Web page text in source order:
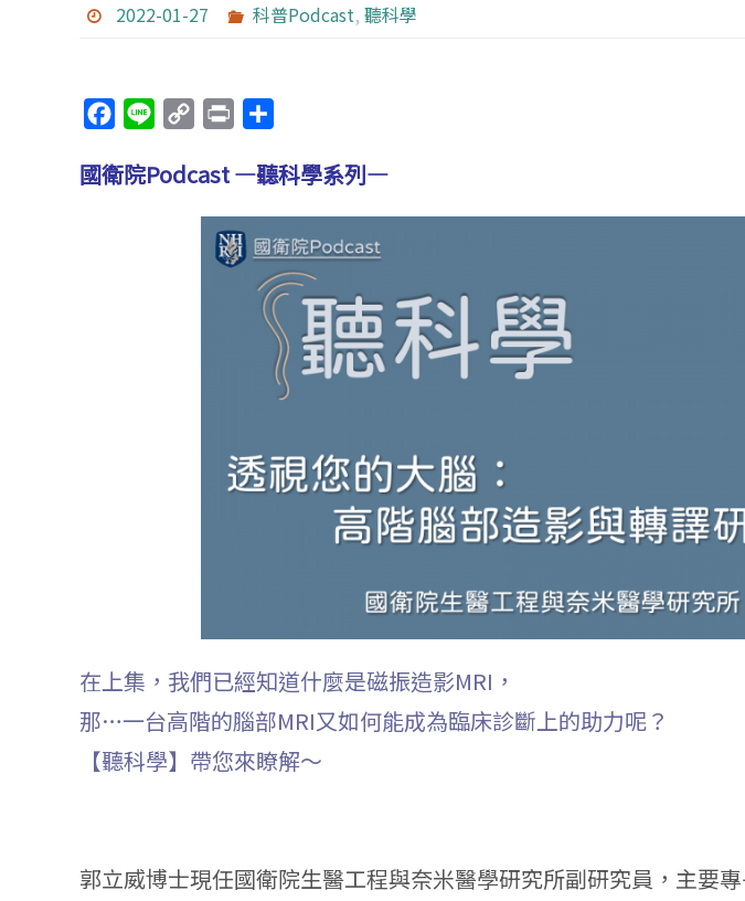
2022-01-27 科普Podcast, 聽科學
c
n
p
i
t
國衛院Podcast —聽科學系列—
在上集，我們已經知道什麼是磁振造影MRI，
那…一台高階的腦部MRI又如何能成為臨床診斷上的助力呢？
【聽科學】帶您來瞭解～
郭立威博士現任國衛院生醫工程與奈米醫學研究所副研究員，主要